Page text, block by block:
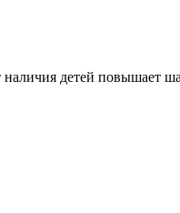
наличия детей